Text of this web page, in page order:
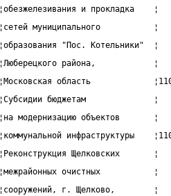
¦обезжелезивания и
¦сетей муниципального
¦образования "Пос.
¦Люберецкого района,
¦Московская область
¦Субсидии бюджетам
¦на модернизацию объектов
¦коммунальной инфраструктуры
¦Реконструкция Щелковских
¦межрайонных очистных
¦сооружений, г. Щелково,